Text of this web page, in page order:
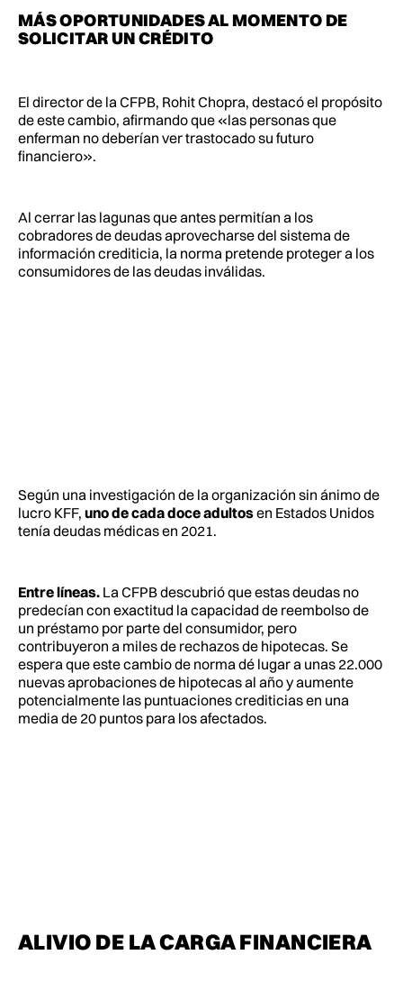
MÁS OPORTUNIDADES AL MOMENTO DE
SOLICITAR UN CRÉDITO
El director de la CFPB, Rohit Chopra, destacó el propósito
de este cambio, afirmando que «las personas que
enferman no deberían ver trastocado su futuro
financiero».
Al cerrar las lagunas que antes permitían a los
cobradores de deudas aprovecharse del sistema de
información crediticia, la norma pretende proteger a los
consumidores de las deudas inválidas.
Según una investigación de la organización sin ánimo de
lucro KFF, uno de cada doce adultosen Estados Unidos
tenía deudas médicas en 2021.
Entre líneas. La CFPB descubrió que estas deudas no
predecían con exactitud la capacidad de reembolso de
un préstamo por parte del consumidor, pero
contribuyeron a miles de rechazos de hipotecas. Se
espera que este cambio de norma dé lugar a unas 22.000
nuevas aprobaciones de hipotecas al año y aumente
potencialmente las puntuaciones crediticias en una
media de 20 puntos para los afectados.
ALIVIO DE LA CARGA FINANCIERA